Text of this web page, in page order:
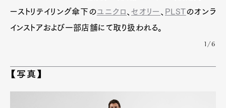
ーストリテイリング傘下のユニクロ セオリー PLSTのオンラ
インストアおよび一部店舗にて取り扱われる。
1/6
【写真】